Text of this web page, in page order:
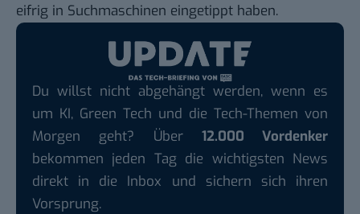
eifrig in Suchmaschinen eingetippt haben.
Du willst nicht abgehängt werden, wenn es
um KI, Green Tech und die Tech-Themen von
Morgen geht? Über 12.000 Vordenker
bekommen jeden Tag die wichtigsten News
direkt in die Inbox und sichern sich ihren
Vorsprung.